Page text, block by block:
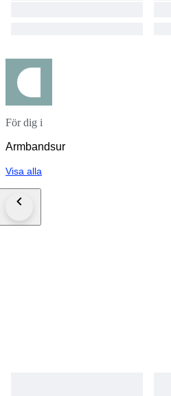
För dig i
Armbandsur
Visa alla